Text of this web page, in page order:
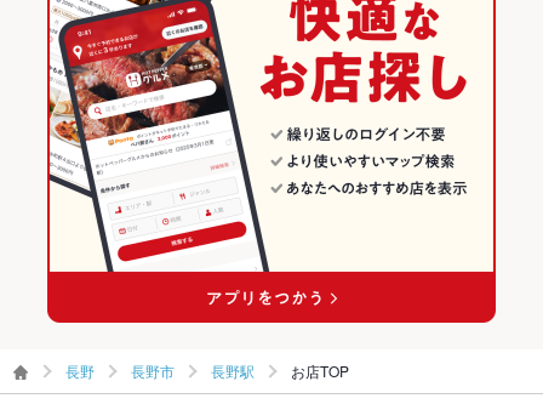
日本酒充実
お子様連れ お子様連れ歓迎 ：ご不明な点はお気軽にお問合せください
ウェディン
グパーティ
ー二次会
ご不明な点はお気軽に店舗までお問い合わせください
ご不明な点はお気軽に店舗までお問い合わせください
長野市 × 和食
長野市 × 寿司
長野駅 × 和食
長野駅 × 寿司
長野 × 海鮮
長野 × 和食
長野 × 寿司
長野市の居酒屋ランキング
長野市の海鮮ランキング
長野駅のグルメランキング
長野駅の居酒屋ランキング
長野駅の海鮮ランキング
長野 長野市 長野駅 お店TOP